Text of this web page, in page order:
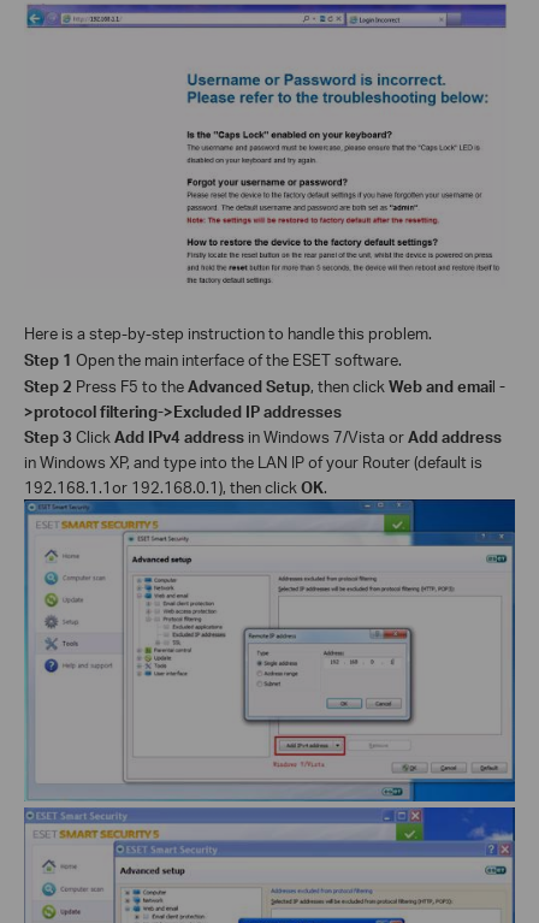
Here is a step-by-step instruction to handle this problem.
Step 1 Open the main interface of the ESET software.
Step 2 Press F5 to theAdvanced Setup, then click Web and email -
>protocol filtering->Excluded IP addresses
Step 3 Click Add IPv4 address in Windows 7/Vista orAdd address
in Windows XP, and type into the LAN IP of your Router (default is
192.168.1.1or 192.168.0.1), then click OK.